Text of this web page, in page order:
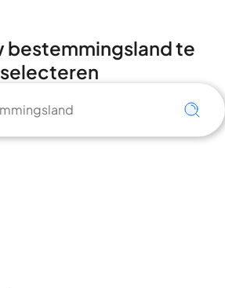
bestemmingsland te
selecteren